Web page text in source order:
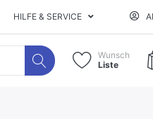
HILFE & SERVICE
Wunsch
Liste